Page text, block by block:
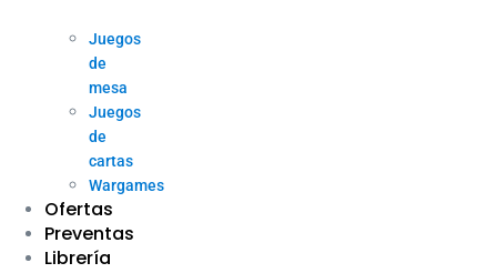
Juegos
de
mesa
Juegos
de
cartas
Wargames
Ofertas
Preventas
Librería